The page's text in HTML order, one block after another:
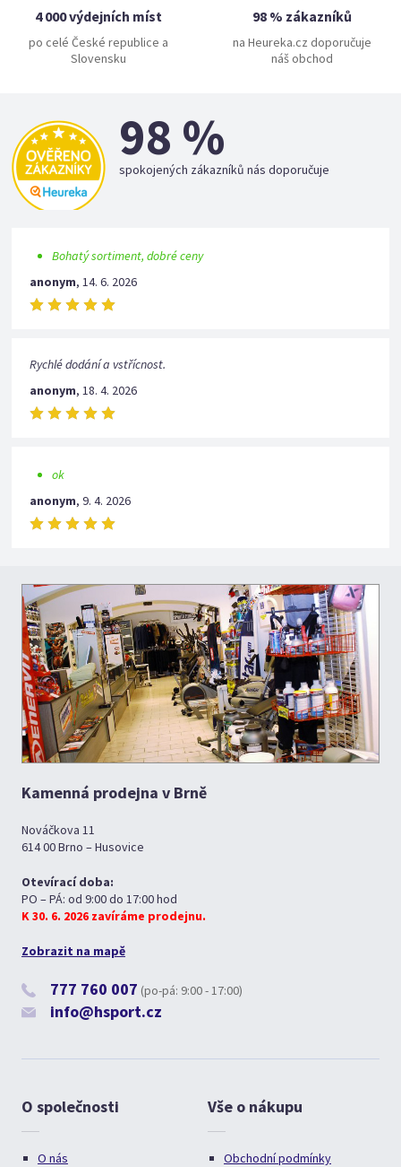
4 000 výdejních míst
po celé České republice a
Slovensku
98 % zákazníků
na Heureka.cz doporučuje
náš obchod
98 %
spokojených zákazníků nás doporučuje
Bohatý sortiment, dobré ceny
anonym,14. 6. 2026
Rychlé dodání a vstřícnost.
anonym,18. 4. 2026
ok
anonym,9. 4. 2026
Kamenná prodejna v Brně
Nováčkova 11
614 00 Brno – Husovice
Otevírací doba:
PO – PÁ: od 9:00 do 17:00 hod
K 30. 6. 2026 zavíráme prodejnu.
Zobrazit na mapě
777 760 007 (po-pá: 9:00 - 17:00)
info@hsport.cz
O společnosti
O nás
Vše o nákupu
Obchodní podmínky